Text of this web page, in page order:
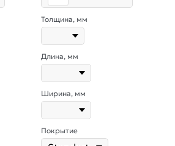
Толщина, мм
Длина, мм
Ширина, мм
Покрытие